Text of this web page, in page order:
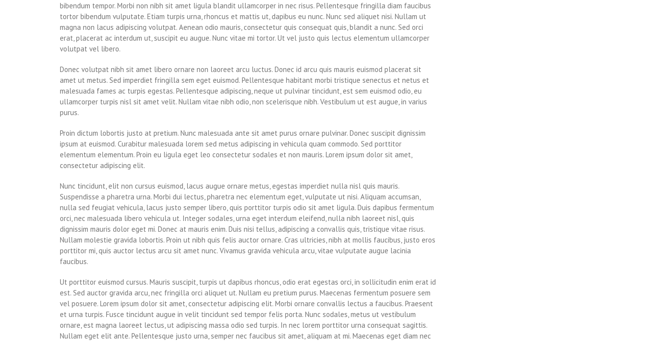
bibendum tempor. Morbi non nibh sit amet ligula blandit ullamcorper in nec risus. Pellentesque fringilla diam faucibus
tortor bibendum vulputate. Etiam turpis urna, rhoncus et mattis ut, dapibus eu nunc. Nunc sed aliquet nisi. Nullam ut
magna non lacus adipiscing volutpat. Aenean odio mauris, consectetur quis consequat quis, blandit a nunc. Sed orci
erat, placerat ac interdum ut, suscipit eu augue. Nunc vitae mi tortor. Ut vel justo quis lectus elementum ullamcorper
volutpat vel libero.
Donec volutpat nibh sit amet libero ornare non laoreet arcu luctus. Donec id arcu quis mauris euismod placerat sit
amet ut metus. Sed imperdiet fringilla sem eget euismod. Pellentesque habitant morbi tristique senectus et netus et
malesuada fames ac turpis egestas. Pellentesque adipiscing, neque ut pulvinar tincidunt, est sem euismod odio, eu
ullamcorper turpis nisl sit amet velit. Nullam vitae nibh odio, non scelerisque nibh. Vestibulum ut est augue, in varius
purus.
Proin dictum lobortis justo at pretium. Nunc malesuada ante sit amet purus ornare pulvinar. Donec suscipit dignissim
ipsum at euismod. Curabitur malesuada lorem sed metus adipiscing in vehicula quam commodo. Sed porttitor
elementum elementum. Proin eu ligula eget leo consectetur sodales et non mauris. Lorem ipsum dolor sit amet,
consectetur adipiscing elit.
Nunc tincidunt, elit non cursus euismod, lacus augue ornare metus, egestas imperdiet nulla nisl quis mauris.
Suspendisse a pharetra urna. Morbi dui lectus, pharetra nec elementum eget, vulputate ut nisi. Aliquam accumsan,
nulla sed feugiat vehicula, lacus justo semper libero, quis porttitor turpis odio sit amet ligula. Duis dapibus fermentum
orci, nec malesuada libero vehicula ut. Integer sodales, urna eget interdum eleifend, nulla nibh laoreet nisl, quis
dignissim mauris dolor eget mi. Donec at mauris enim. Duis nisi tellus, adipiscing a convallis quis, tristique vitae risus.
Nullam molestie gravida lobortis. Proin ut nibh quis felis auctor ornare. Cras ultricies, nibh at mollis faucibus, justo eros
porttitor mi, quis auctor lectus arcu sit amet nunc. Vivamus gravida vehicula arcu, vitae vulputate augue lacinia
faucibus.
Ut porttitor euismod cursus. Mauris suscipit, turpis ut dapibus rhoncus, odio erat egestas orci, in sollicitudin enim erat id
est. Sed auctor gravida arcu, nec fringilla orci aliquet ut. Nullam eu pretium purus. Maecenas fermentum posuere sem
vel posuere. Lorem ipsum dolor sit amet, consectetur adipiscing elit. Morbi ornare convallis lectus a faucibus. Praesent
et urna turpis. Fusce tincidunt augue in velit tincidunt sed tempor felis porta. Nunc sodales, metus ut vestibulum
ornare, est magna laoreet lectus, ut adipiscing massa odio sed turpis. In nec lorem porttitor urna consequat sagittis.
Nullam eget elit ante. Pellentesque justo urna, semper nec faucibus sit amet, aliquam at mi. Maecenas eget diam nec